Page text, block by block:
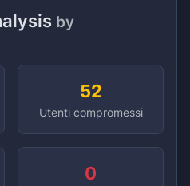
by
52
Utenti compromessi
0